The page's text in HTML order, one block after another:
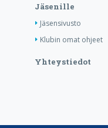
Jäsenille
Jäsensivusto
Klubin omat ohjeet
Yhteystiedot